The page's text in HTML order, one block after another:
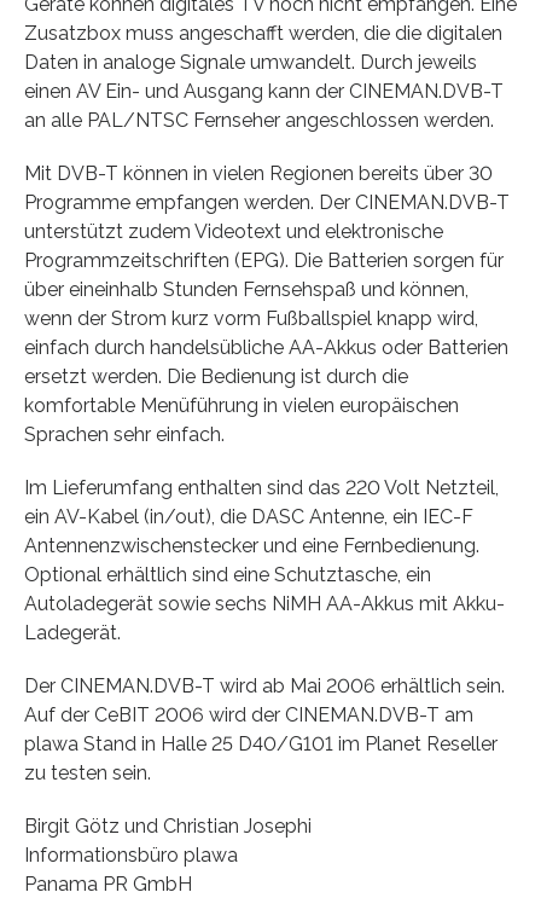
Zusatzbox muss angeschafft werden, die die digitalen
Daten in analoge Signale umwandelt. Durch jeweils
einen AV Ein- und Ausgang kann der CINEMAN.DVB-T
an alle PAL/NTSC Fernseher angeschlossen werden.
Mit DVB-T können in vielen Regionen bereits über 30
Programme empfangen werden. Der CINEMAN.DVB-T
unterstützt zudem Videotext und elektronische
Programmzeitschriften (EPG). Die Batterien sorgen für
über eineinhalb Stunden Fernsehspaß und können,
wenn der Strom kurz vorm Fußballspiel knapp wird,
einfach durch handelsübliche AA-Akkus oder Batterien
ersetzt werden. Die Bedienung ist durch die
komfortable Menüführung in vielen europäischen
Sprachen sehr einfach.
Im Lieferumfang enthalten sind das 220 Volt Netzteil,
ein AV-Kabel (in/out), die DASC Antenne, ein IEC-F
Antennenzwischenstecker und eine Fernbedienung.
Optional erhältlich sind eine Schutztasche, ein
Autoladegerät sowie sechs NiMH AA-Akkus mit Akku-
Ladegerät.
Der CINEMAN.DVB-T wird ab Mai 2006 erhältlich sein.
Auf der CeBIT 2006 wird der CINEMAN.DVB-T am
plawa Stand in Halle 25 D40/G101 im Planet Reseller
zu testen sein.
Birgit Götz und Christian Josephi
Informationsbüro plawa
Panama PR GmbH